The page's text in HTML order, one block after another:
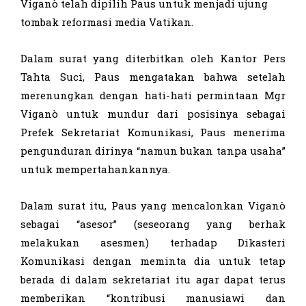
Viganò telah dipilih Paus untuk menjadi ujung
tombak reformasi media Vatikan.
Dalam surat yang diterbitkan oleh Kantor Pers
Tahta Suci, Paus mengatakan bahwa setelah
merenungkan dengan hati-hati permintaan Mgr
Viganò untuk mundur dari posisinya sebagai
Prefek Sekretariat Komunikasi, Paus menerima
pengunduran dirinya “namun bukan tanpa usaha”
untuk mempertahankannya.
Dalam surat itu, Paus yang mencalonkan Viganò
sebagai “asesor” (seseorang yang berhak
melakukan asesmen) terhadap Dikasteri
Komunikasi dengan meminta dia untuk tetap
berada di dalam sekretariat itu agar dapat terus
memberikan “kontribusi manusiawi dan